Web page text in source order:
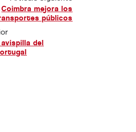
Coimbra mejora los
públicos
del